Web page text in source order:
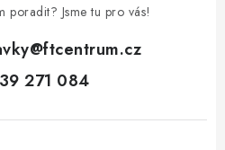
poradit? Jsme tu pro vás!
@ftcentrum.cz
271 084